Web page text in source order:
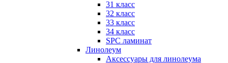
31 класс
32 класс
33 класс
34 класс
SPC ламинат
Линолеум
Аксессуары для линолеума